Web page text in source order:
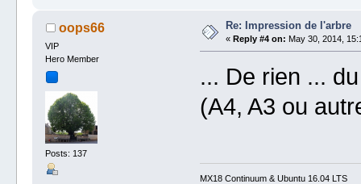
oops66
VIP
Hero Member
Posts: 137
Re: Impression de l'arbre
«Reply #4 on: May 30, 2014,
... De rien ...
(A4, A3 ou
MX18 Continuum & Ubuntu 16.04 LTS